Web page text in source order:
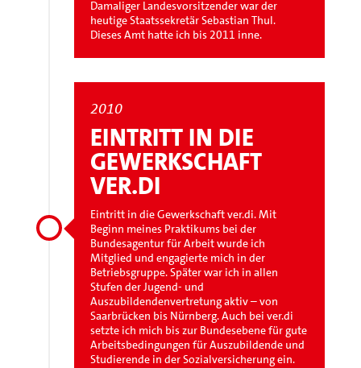
Damaliger Landesvorsitzender war der
heutige Staatssekretär Sebastian Thul.
Dieses Amt hatte ich bis 2011 inne.
2010
EINTRITT IN DIE
GEWERKSCHAFT
VER.DI
Eintritt in die Gewerkschaft ver.di. Mit
Beginn meines Praktikums bei der
Bundesagentur für Arbeit wurde ich
Mitglied und engagierte mich in der
Betriebsgruppe. Später war ich in allen
Stufen der Jugend- und
Auszubildendenvertretung aktiv – von
Saarbrücken bis Nürnberg. Auch bei ver.di
setzte ich mich bis zur Bundesebene für gute
Arbeitsbedingungen für Auszubildende und
Studierende in der Sozialversicherung ein.